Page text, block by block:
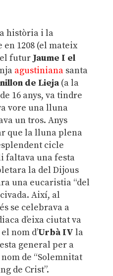
història i la
1208 (el mateix
futur Jaume I el
agustinianasanta
de Lieja(a la
16 anys, va tindre
vore una lluna
un tros. Anys
que la lluna plena
cicle
faltava una festa
la del Dijous
una eucaristia “del
Així, al
se celebrava a
d’eixa ciutat va
nom d’Urbà IV la
general per a
de “Solemnitat
de Crist”.